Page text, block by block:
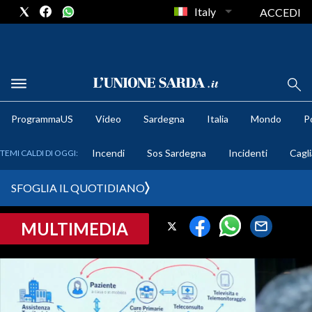
METEO
CRONACA SARDEGNA
PROVINCIA DI CAGLIARI
SULCIS IGLESIENTE
Italy ACCEDI
ProgrammaUS Video Sardegna Italia Mondo
TEMI CALDI DI OGGI: Incendi Sos Sardegna Incidenti
SFOGLIA IL QUOTIDIANO
MULTIMEDIA